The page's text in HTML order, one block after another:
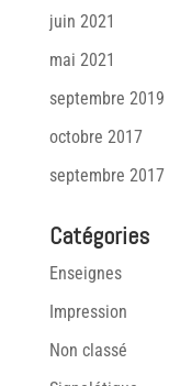
juin 2021
mai 2021
septembre 2019
octobre 2017
septembre 2017
Catégories
Enseignes
Impression
Non classé